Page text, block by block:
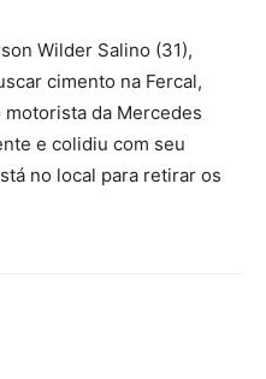
Wilder Salino (31),
cimento na Fercal,
da Mercedes
e colidiu com seu
no local para retirar os